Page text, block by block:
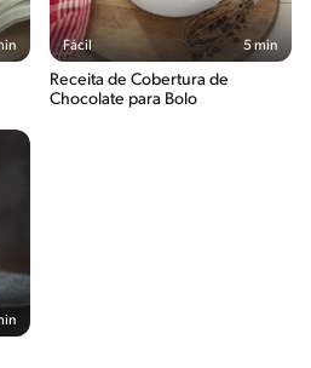
Fácil 5 min
Receita de Cobertura de
Chocolate para Bolo